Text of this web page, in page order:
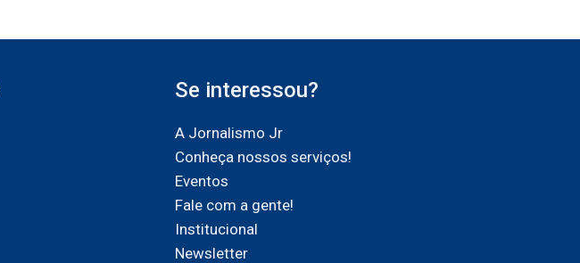
Se interessou?
A Jornalismo Jr
Conheça nossos serviços!
Eventos
Fale com a gente!
Institucional
Newsletter